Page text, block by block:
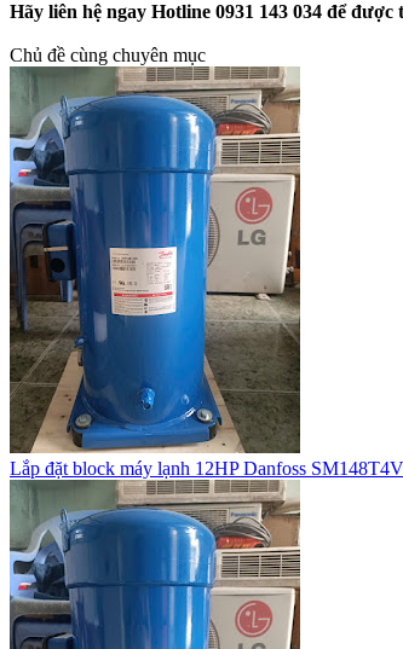
Hãy liên hệ ngay Hotline 0931 143 034 để
Chủ đề cùng chuyên mục
Lắp đặt block máy lạnh 12HP Danfoss